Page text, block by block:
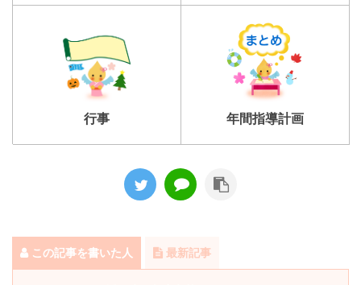
行事 年間指導計画
この記事を書いた人 最新記事